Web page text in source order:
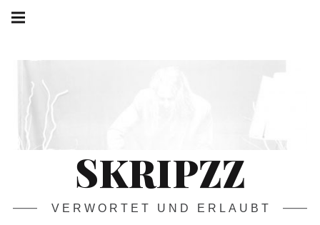
Springe
zum
SKRIPZZ
VERWORTET UND ERLAUBT